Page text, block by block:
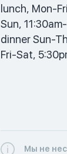
lunch, Mon-
Sun,
dinner Sun-
Fri-Sat,
Мы не